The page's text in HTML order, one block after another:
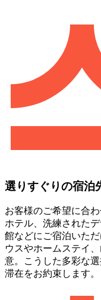
選りすぐりの宿泊
お客様のご希望に合
ホテル、洗練された
館などにご宿泊いた
ウスやホームステイ
意。こうした多彩な
滞在をお約束します。